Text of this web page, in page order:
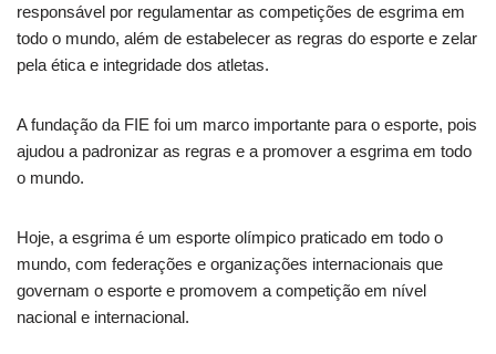
responsável por regulamentar as competições de esgrima em
todo o mundo, além de estabelecer as regras do esporte e zelar
pela ética e integridade dos atletas.
A fundação da FIE foi um marco importante para o esporte, pois
ajudou a padronizar as regras e a promover a esgrima em todo
o mundo.
Hoje, a esgrima é um esporte olímpico praticado em todo o
mundo, com federações e organizações internacionais que
governam o esporte e promovem a competição em nível
nacional e internacional.